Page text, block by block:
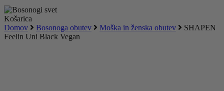
Košarica
Domov
Bosonoga obutev Moška in ženska obutev
SHAPEN
Feelin Uni Black Vegan